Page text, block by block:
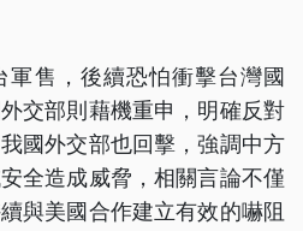
售，後續恐怕衝擊台灣國
交部則藉機重申，明確反對
國外交部也回擊，強調中方
全造成威脅，相關言論不僅
與美國合作建立有效的嚇阻